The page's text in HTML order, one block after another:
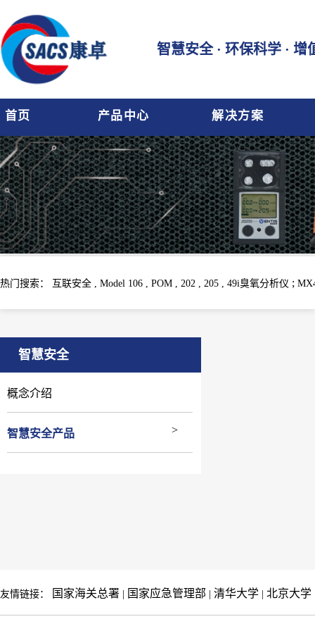
智慧安全 · 环保科学 · 增
首页 产品中心 解决方案
热门搜索： 互联安全 , Model 106 , POM , 202 , 205 , 49i臭氧分析仪 ;
测仪;Inspector V2 ,Radalert 100X辐射检测仪;
智慧安全
概念介绍
智慧安全产品
友情链接： 国家海关总署 | 国家应急管理部 | 清华大学 | 北京大学